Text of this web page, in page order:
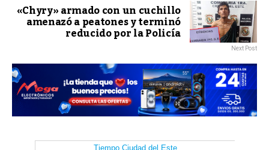
«Chyry» armado con un cuchillo
amenazó a peatones y terminó
reducido por la Policía
Next Post